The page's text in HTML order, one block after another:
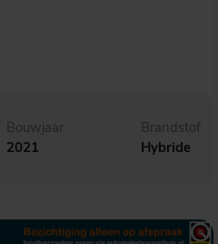
Bouwjaar
2021
Brandstof
Hybride